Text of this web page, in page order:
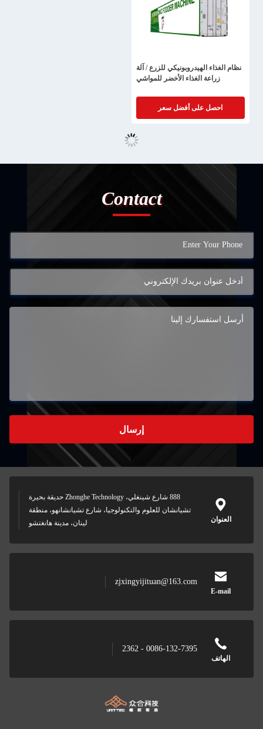
نظام الغذاء الهيدروبونيكي للزرع / آلة
زراعة الغذاء الأخضر للمواشي
احصل على أفضل سعر
Contact
إرسال
العنوان
888 شارع شينغلي، Zhonghe Technology حديقة بحيرة
تشيانشان للعلوم والتكنولوجيا، شارع تشيانشانهو، منطقة
لينان، مدينة هانغتشو
E-mail
zjxingyijituan@163.com
الهاتف
0086-132-7395 - 2362